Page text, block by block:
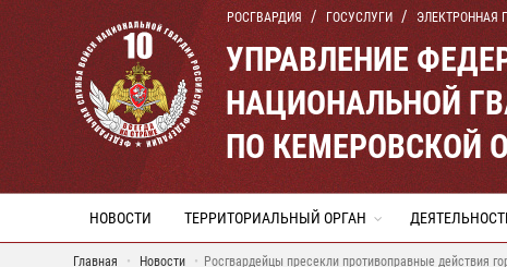
РОСГВАРДИЯ ГОСУСЛУГИ ЭЛЕКТРОННАЯ
УПРАВЛЕНИЕ
НАЦИОНАЛЬНОЙ
ПО КЕМЕРОВСКОЙ
НОВОСТИ ТЕРРИТОРИАЛЬНЫЙ ОРГАН
Главная Новости Росгвардейцы пресекли противоправные действия